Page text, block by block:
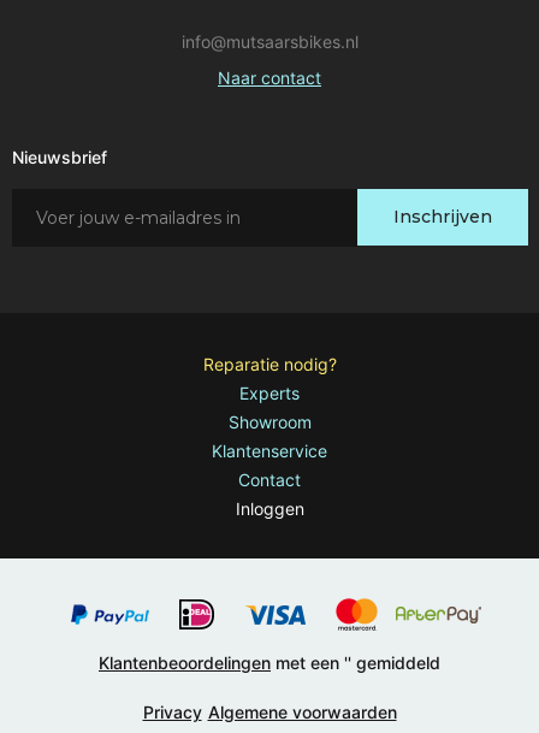
info@mutsaarsbikes.nl
Naar contact
Nieuwsbrief
Inschrijven
Reparatie nodig?
Experts
Showroom
Klantenservice
Contact
Inloggen
Klantenbeoordelingen met een '' gemiddeld
Privacy Algemene voorwaarden